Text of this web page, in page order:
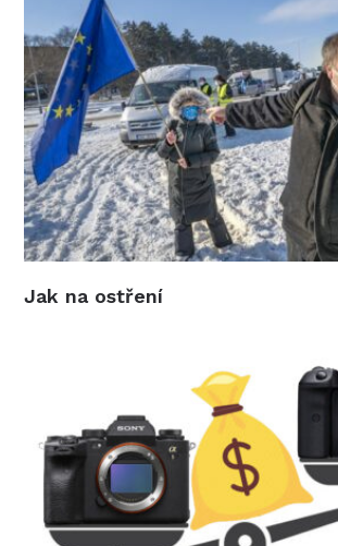
Jak na ostření